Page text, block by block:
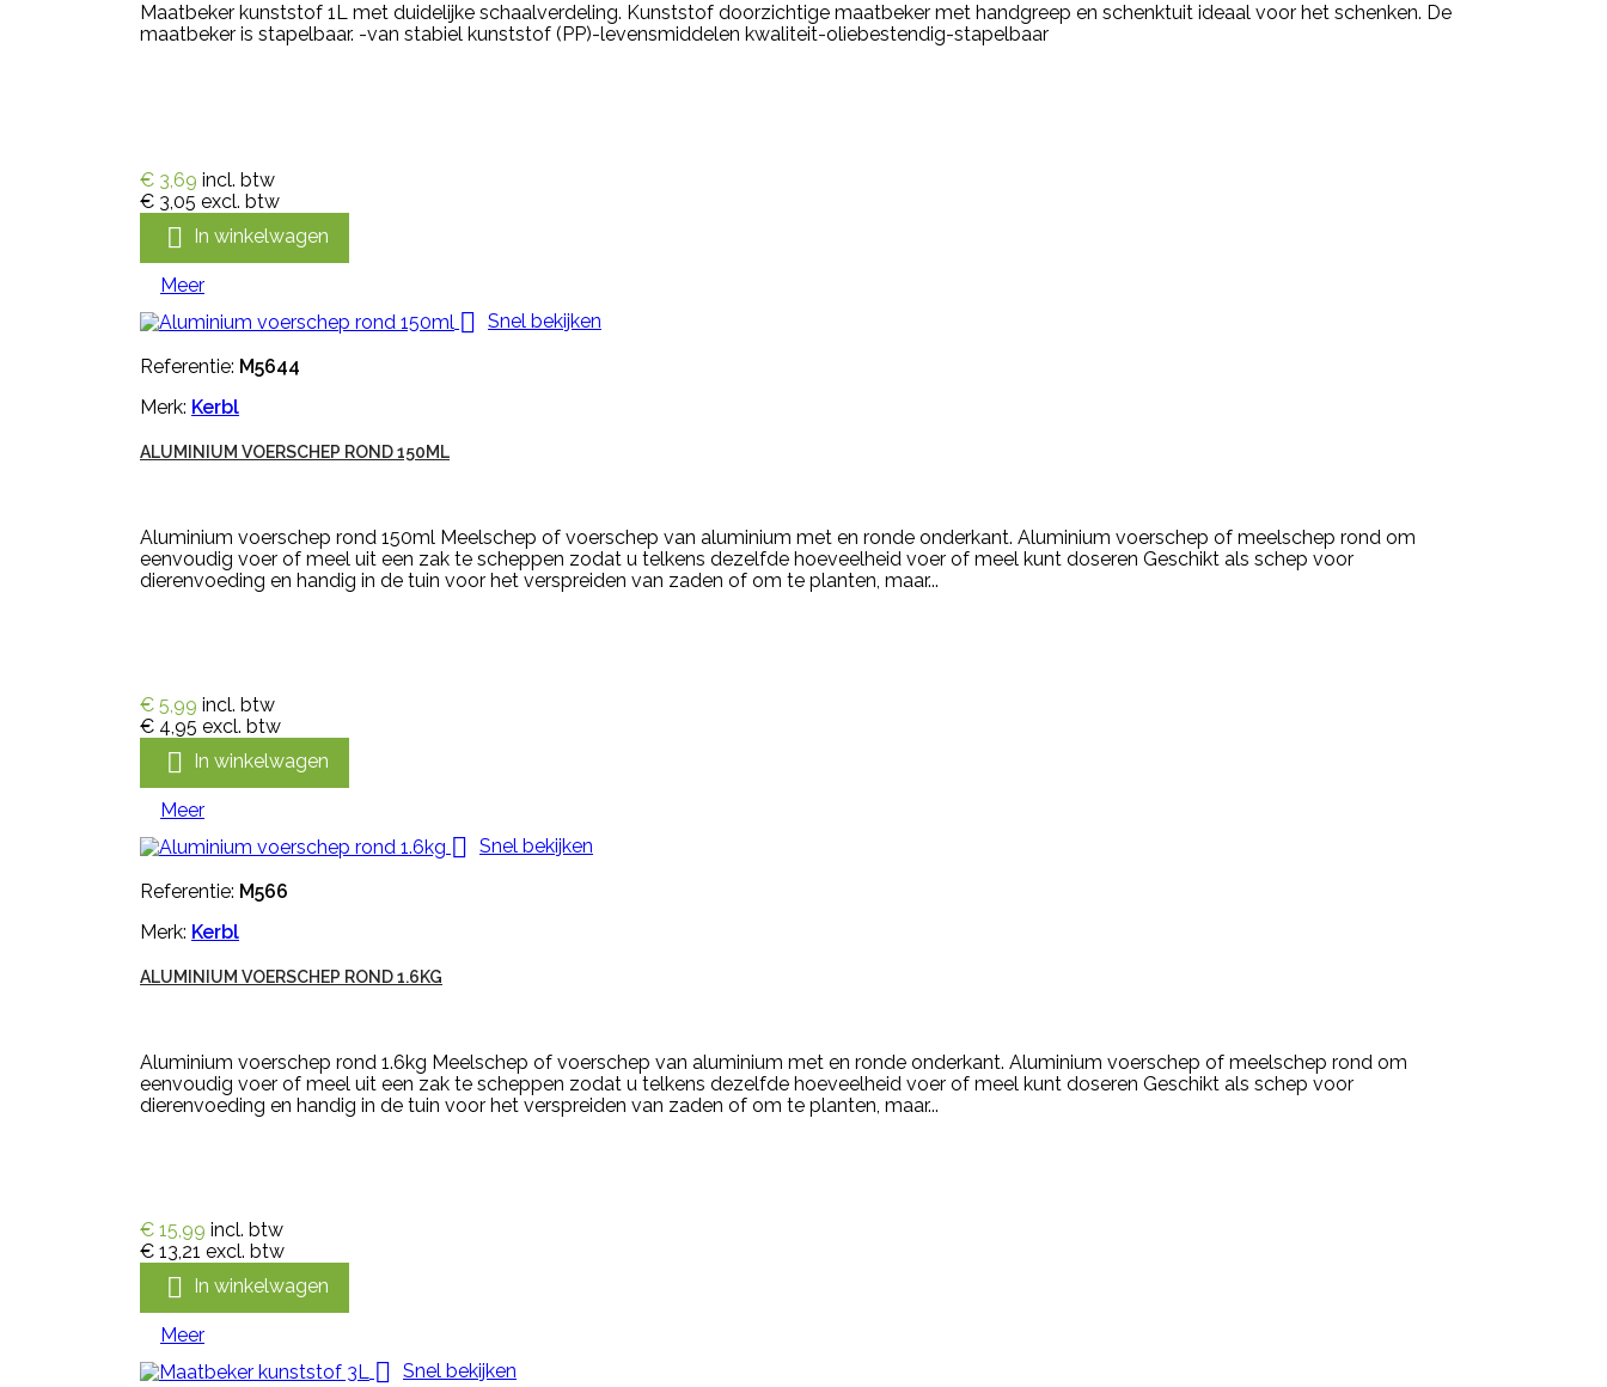
Maatbeker kunststof 1L met duidelijke schaalverdeling. Kunststof doorzichtige maatbeker met handgreep en schenktuit ideaal voor het schenken. De
maatbeker is stapelbaar. -van stabiel kunststof (PP)-levensmiddelen kwaliteit-oliebestendig-stapelbaar
€ 3,69 incl. btw
€ 3,05 excl. btw
 In winkelwagen
Meer
 Snel bekijken
Referentie: M5644
Merk: Kerbl
ALUMINIUM VOERSCHEP ROND 150ML
Aluminium voerschep rond 150ml Meelschep of voerschep van aluminium met en ronde onderkant. Aluminium voerschep of meelschep rond om
eenvoudig voer of meel uit een zak te scheppen zodat u telkens dezelfde hoeveelheid voer of meel kunt doseren Geschikt als schep voor
dierenvoeding en handig in de tuin voor het verspreiden van zaden of om te planten, maar...
€ 5,99 incl. btw
€ 4,95 excl. btw
 In winkelwagen
Meer
 Snel bekijken
Referentie: M566
Merk: Kerbl
ALUMINIUM VOERSCHEP ROND 1.6KG
Aluminium voerschep rond 1.6kg Meelschep of voerschep van aluminium met en ronde onderkant. Aluminium voerschep of meelschep rond om
eenvoudig voer of meel uit een zak te scheppen zodat u telkens dezelfde hoeveelheid voer of meel kunt doseren Geschikt als schep voor
dierenvoeding en handig in de tuin voor het verspreiden van zaden of om te planten, maar...
€ 15,99 incl. btw
€ 13,21 excl. btw
 In winkelwagen
Meer
 Snel bekijken